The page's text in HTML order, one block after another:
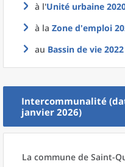
à l'Unité urbaine
à la Zone d'emploi
au Bassin de vie 2022
Intercommunalité
janvier 2026)
La commune de Saint-